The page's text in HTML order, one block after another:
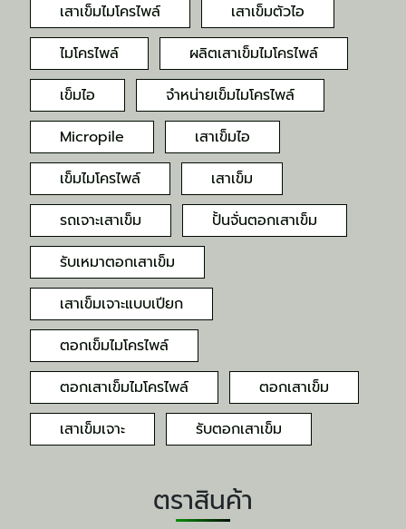
เสาเข็มไมโครไพล์
เสาเข็มตัวไอ
ไมโครไพล์
ผลิตเสาเข็มไมโครไพล์
เข็มไอ
จำหน่ายเข็มไมโครไพล์
Micropile
เสาเข็มไอ
เข็มไมโครไพล์
เสาเข็ม
รถเจาะเสาเข็ม
ปั้นจั่นตอกเสาเข็ม
รับเหมาตอกเสาเข็ม
เสาเข็มเจาะแบบเปียก
ตอกเข็มไมโครไพล์
ตอกเสาเข็มไมโครไพล์
ตอกเสาเข็ม
เสาเข็มเจาะ
รับตอกเสาเข็ม
ตราสินค้า